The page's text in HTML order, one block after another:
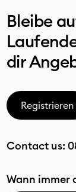
Bleibe
dir
Registrieren
Contact us:
Wann immer